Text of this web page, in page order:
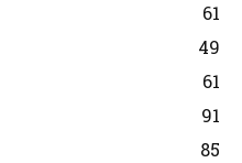
61
49
61
91
85